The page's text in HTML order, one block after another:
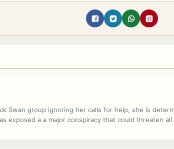
Swan group ignoring her calls for help, she is
exposed a a major conspiracy that could threaten all